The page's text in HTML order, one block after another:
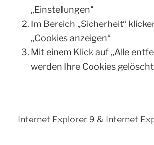
„Einstellungen“
Im Bereich „Sicherheit“
„Cookies anzeigen“
Mit einem Klick auf „Alle
werden Ihre Cookies gelöscht
Internet Explorer 9 & Internet